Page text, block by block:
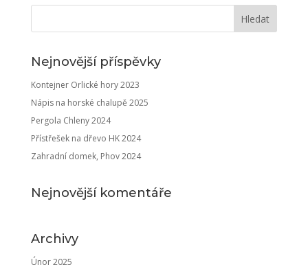
Nejnovější příspěvky
Kontejner Orlické hory 2023
Nápis na horské chalupě 2025
Pergola Chleny 2024
Přístřešek na dřevo HK 2024
Zahradní domek, Phov 2024
Nejnovější komentáře
Archivy
Únor 2025